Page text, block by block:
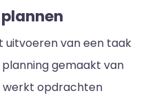
van een taak
gemaakt van
werkt opdrachten